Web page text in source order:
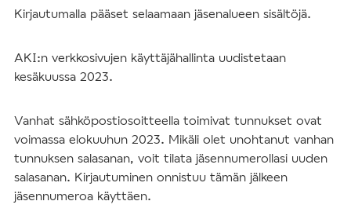
Kirjautumalla pääset selaamaan jäsenalueen sisältöjä.
AKI:n verkkosivujen käyttäjähallinta uudistetaan
kesäkuussa 2023.
Vanhat sähköpostiosoitteella toimivat tunnukset ovat
voimassa elokuuhun 2023. Mikäli olet unohtanut vanhan
tunnuksen salasanan, voit tilata jäsennumerollasi uuden
salasanan. Kirjautuminen onnistuu tämän jälkeen
jäsennumeroa käyttäen.